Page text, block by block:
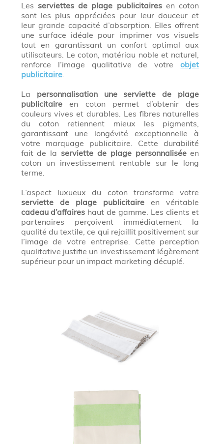
Les serviettes de plage publicitairesen coton
sont les plus appréciées pour leur douceur et
leur grande capacité d’absorption. Elles offrent
une surface idéale pour imprimer vos visuels
tout en garantissant un confort optimal aux
utilisateurs. Le coton, matériau noble et naturel,
renforce l’image qualitative de votreobjet
publicitaire.
La personnalisation une serviette de plage
publicitaireen coton permet d’obtenir des
couleurs vives et durables. Les fibres naturelles
du coton retiennent mieux les pigments,
garantissant une longévité exceptionnelle à
votre marquage publicitaire. Cette durabilité
fait de la serviette de plage personnaliséeen
coton un investissement rentable sur le long
terme.
L’aspect luxueux du coton transforme votre
serviette de plage publicitaire en véritable
cadeau d’affaires haut de gamme. Les clients et
partenaires perçoivent immédiatement la
qualité du textile, ce qui rejaillit positivement sur
l’image de votre entreprise. Cette perception
qualitative justifie un investissement légèrement
supérieur pour un impact marketing décuplé.